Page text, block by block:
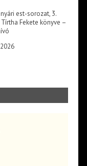
est-sorozat, 3.
Fekete könyve –